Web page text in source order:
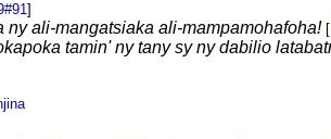
]
ny ali-mangatsiaka ali-mampamohafoha! [
tamin' ny tany sy ny dabilio